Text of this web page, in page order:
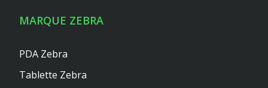
MARQUE ZEBRA
PDA Zebra
Tablette Zebra